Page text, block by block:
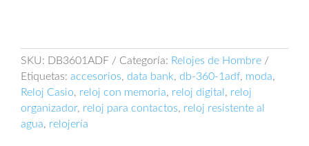
SKU: DB3601ADF Categoría: Relojes de Hombre
Etiquetas: accesorios, data bank, db-360-1adf, moda,
Reloj Casio, reloj con memoria, reloj digital , reloj
organizador, reloj para contactos, reloj resistente al
agua, relojería